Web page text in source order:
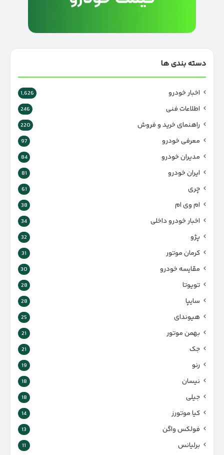
دسته بندی ها
اخبار خودرو 1,626
اطلاعات فنی 246
راهنمای خرید و فروش 220
معرفی خودرو 97
مدیران خودرو 84
ایران خودرو 81
چری 61
ام وی ام 38
اخبار خودرو داخلی 34
پژو 32
کرمان موتور 31
مقایسه خودرو 30
تویوتا 28
سایپا 28
هیوندای 25
بهمن موتور 21
جک 21
رنو 19
نیسان 18
جیلی 18
کیا موتورز 14
فولکس واگن 13
برلیانس 11